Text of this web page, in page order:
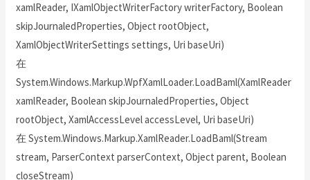
xamlReader, IXamlObjectWriterFactory writerFactory, Boolean
skipJournaledProperties, Object rootObject,
XamlObjectWriterSettings settings, Uri baseUri)
在
System.Windows.Markup.WpfXamlLoader.LoadBaml(XamlReader
xamlReader, Boolean skipJournaledProperties, Object
rootObject, XamlAccessLevel accessLevel, Uri baseUri)
在 System.Windows.Markup.XamlReader.LoadBaml(Stream
stream, ParserContext parserContext, Object parent, Boolean
closeStream)